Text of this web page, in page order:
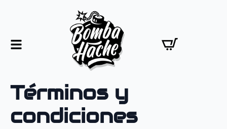
Términos y
condiciones